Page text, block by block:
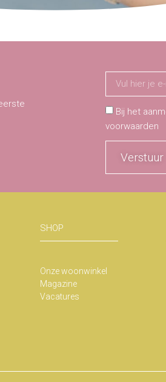
Bij het
voorwaarden
Verstuur
SHOP
Onze woonwinkel
Magazine
Vacatures